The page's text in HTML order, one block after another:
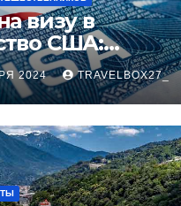
визу в
США:
руководство
2024 TRAVELBOX27_